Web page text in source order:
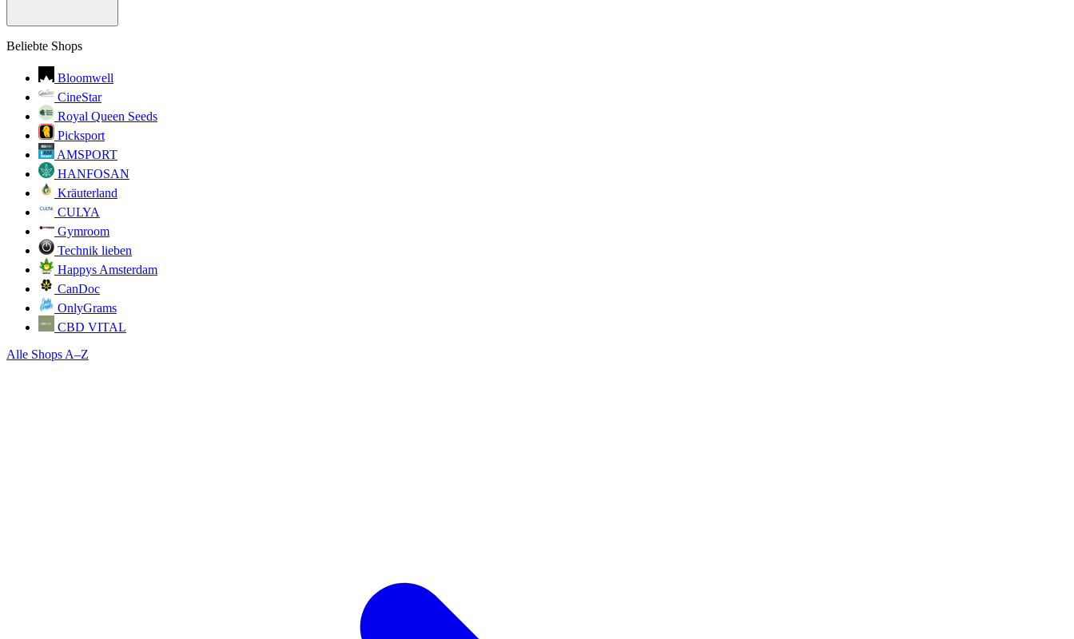
Beliebte Shops
Bloomwell
CineStar
Royal Queen Seeds
Picksport
AMSPORT
HANFOSAN
Kräuterland
CULYA
Gymroom
Technik lieben
Happys Amsterdam
CanDoc
OnlyGrams
CBD VITAL
Alle Shops A–Z